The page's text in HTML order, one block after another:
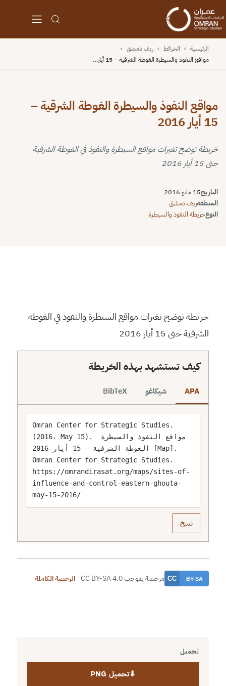
الرئيسية › الخرائط › ريف دمشق ›
مواقع النفوذ والسيطرة الغوطة الشرقية – 15 أيار…
مواقع النفوذ والسيطرة الغوطة الشرقية –
15 أيار 2016
خريطة توضح تغيرات مواقع السيطرة والنفوذ في الغوطة الشرقية
حتى 15 أيار 2016
التاريخ15 مايو 2016
المنطقةريف دمشق
النوعخريطة النفوذ والسيطرة
خريطة توضح تغيرات مواقع السيطرة والنفوذ في الغوطة
الشرقية حتى 15 أيار 2016
كيف تستشهد بهذه الخريطة
APA شيكاغو BibTeX
Omran Center for Strategic Studies.
(2016، May 15). مواقع النفوذ والسيطرة
الغوطة الشرقية – 15 أيار 2016 [Map].
Omran Center for Strategic Studies.
https://omrandirasat.org/maps/sites-of-
influence-and-control-eastern-ghouta-
may-15-2016/
نسخ
مرخصة بموجب CC BY-SA 4.0 الرخصة الكاملة
تحميل
⬇تحميل PNG